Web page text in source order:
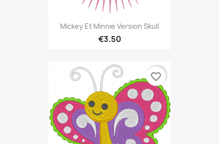
Mickey Et Minnie Version Skull
€3.50
favorite_border